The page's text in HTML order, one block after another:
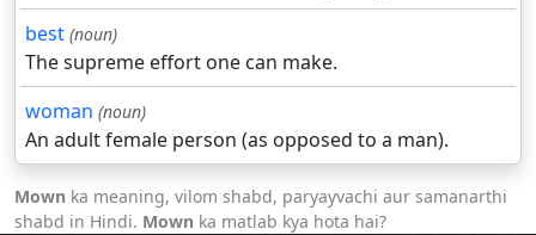
best (noun)
The supreme effort one can make.
woman (noun)
An adult female person (as opposed to a man).
Mown ka meaning, vilom shabd, paryayvachi aur samanarthi
shabd in Hindi. Mown ka matlab kya hota hai?